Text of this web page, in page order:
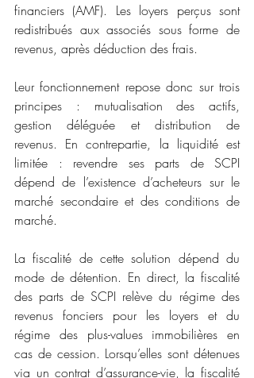
financiers (AMF). Les loyers perçus sont
redistribués aux associés sous forme de
revenus, après déduction des frais.
Leur fonctionnement repose donc sur trois
principes : mutualisation des actifs,
gestion déléguée et distribution de
revenus. En contrepartie, la liquidité est
limitée : revendre ses parts de SCPI
dépend de l’existence d’acheteurs sur le
marché secondaire et des conditions de
marché.
La fiscalité de cette solution dépend du
mode de détention. En direct, la fiscalité
des parts de SCPI relève du régime des
revenus fonciers pour les loyers et du
régime des plus-values immobilières en
cas de cession. Lorsqu’elles sont détenues
via un contrat d’assurance-vie, la fiscalité